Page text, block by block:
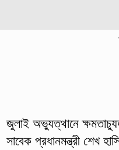
জুলাই অভ্যুত্থানে
সাবেক প্রধানমন্ত্রী শেখ